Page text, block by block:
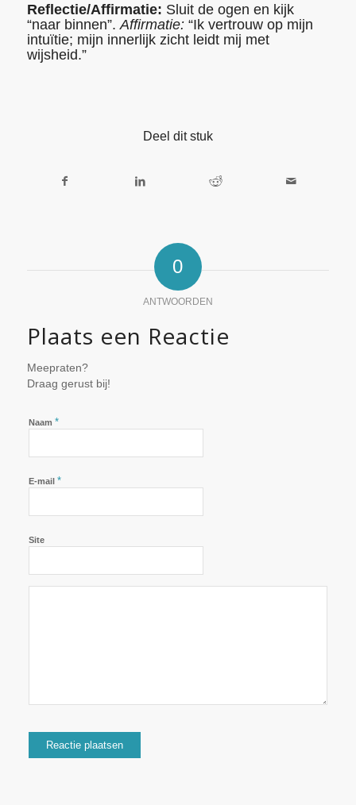
Reflectie/Affirmatie: Sluit de ogen en kijk
“naar binnen”.Affirmatie:“Ik vertrouw op mijn
intuïtie; mijn innerlijk zicht leidt mij met
wijsheid.”
Deel dit stuk
0
ANTWOORDEN
Plaats een Reactie
Meepraten?
Draag gerust bij!
Naam *
E-mail *
Site